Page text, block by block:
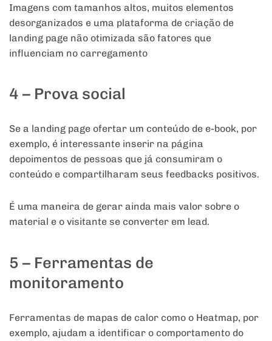
Imagens com tamanhos altos, muitos elementos
desorganizados e uma plataforma de criação de
landing page não otimizada são fatores que
influenciam no carregamento
4 – Prova social
Se a landing page ofertar um conteúdo de e-book, por
exemplo, é interessante inserir na página
depoimentos de pessoas que já consumiram o
conteúdo e compartilharam seus feedbacks positivos.
É uma maneira de gerar ainda mais valor sobre o
material e o visitante se converter em lead.
5 – Ferramentas de
monitoramento
Ferramentas de mapas de calor como o Heatmap, por
exemplo, ajudam a identificar o comportamento do